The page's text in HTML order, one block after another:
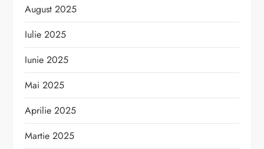
August 2025
Iulie 2025
Iunie 2025
Mai 2025
Aprilie 2025
Martie 2025